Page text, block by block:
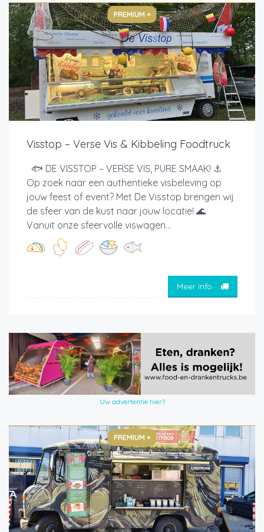
PREMIUM +
Visstop – Verse Vis & Kibbeling Foodtruck
🐟 DE VISSTOP – VERSE VIS, PURE SMAAK! ⚓
Op zoek naar een authentieke visbeleving op
jouw feest of event? Met De Visstop brengen wij
de sfeer van de kust naar jouw locatie! 🌊
Vanuit onze sfeervolle viswagen...
Meer info
Uw advertentie hier?
PREMIUM +